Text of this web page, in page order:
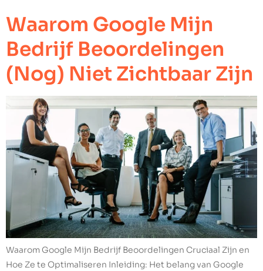
Waarom Google Mijn
Bedrijf Beoordelingen
(Nog) Niet Zichtbaar Zijn
Waarom Google Mijn Bedrijf Beoordelingen Cruciaal Zijn en
Hoe Ze te Optimaliseren Inleiding: Het belang van Google